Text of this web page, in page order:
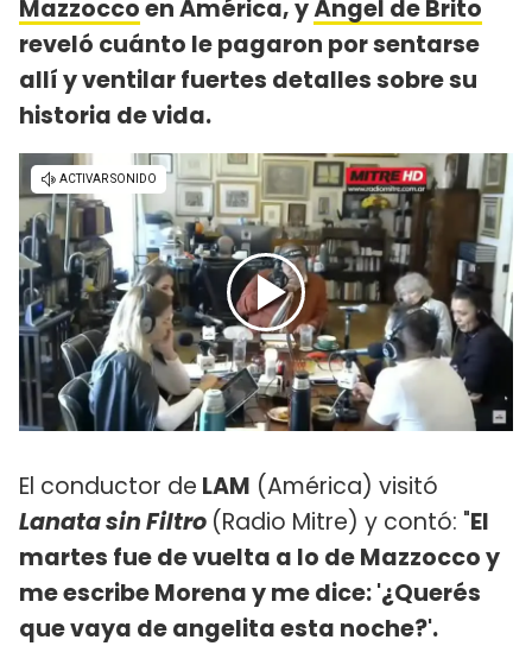
Mazzoccoen América, yÁngel de Brito
reveló cuánto le pagaron por sentarse
allí y ventilar fuertes detalles sobre su
historia de vida.
El conductor de LAM (América) visitó
Lanata sin Filtro (Radio Mitre) y contó: "El
martes fue de vuelta a lo de Mazzocco y
me escribe Morena y me dice: '¿Querés
que vaya de angelita esta noche?'.